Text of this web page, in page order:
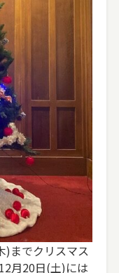
)までクリスマス
月20日(土)には